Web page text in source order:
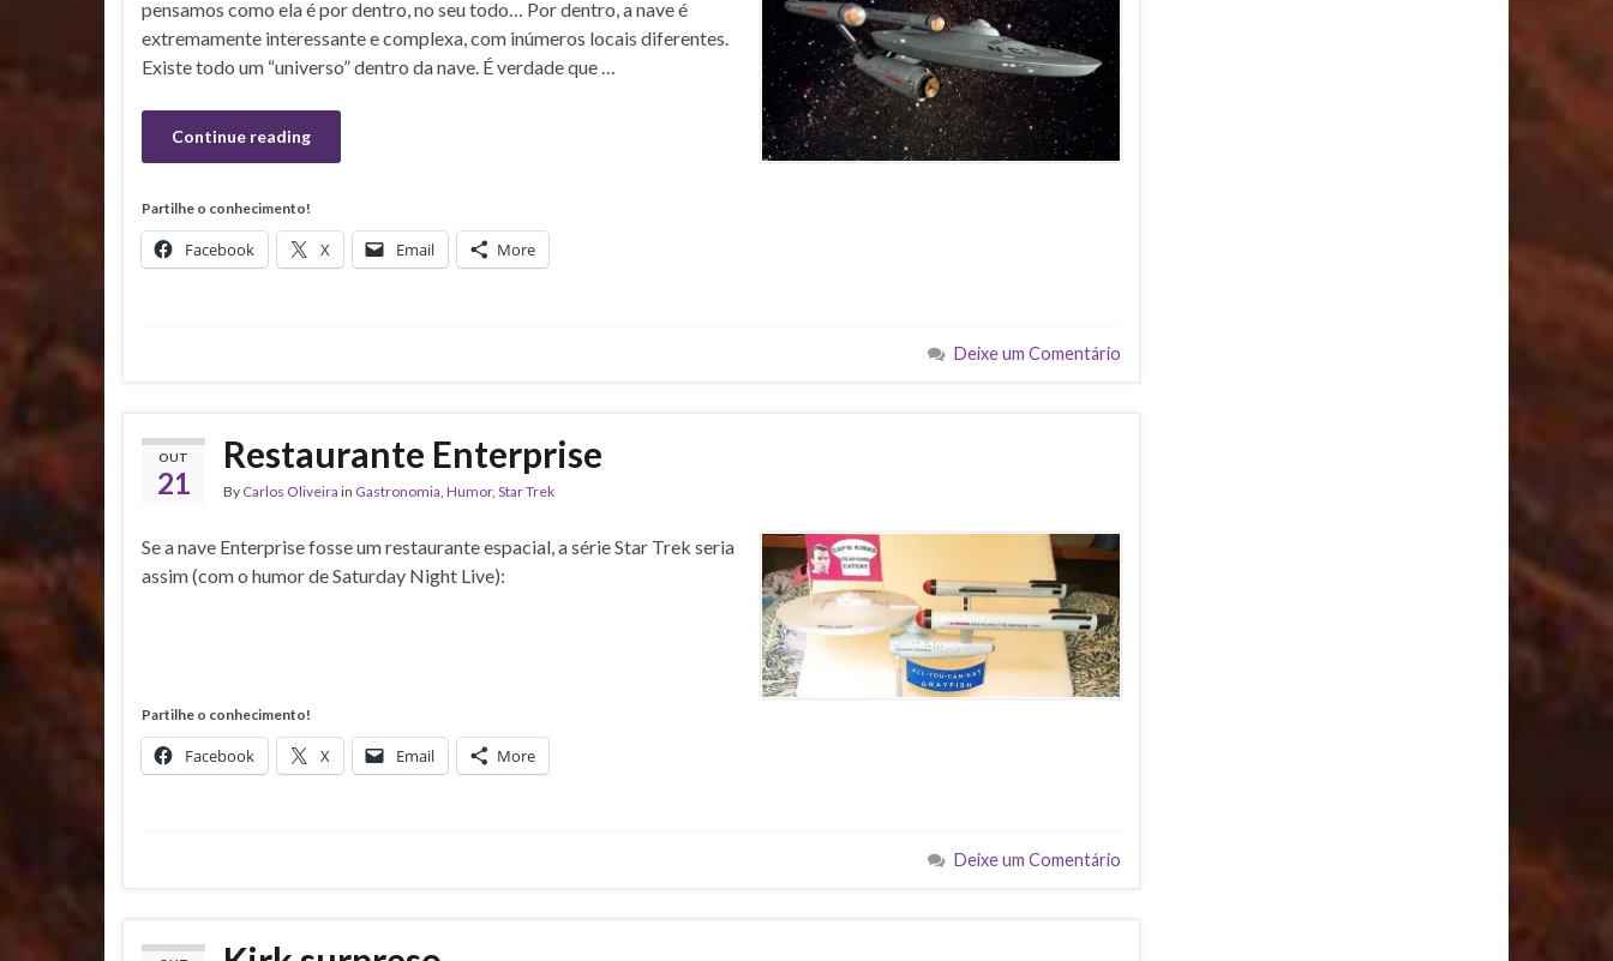
pensamos como ela é por dentro, no seu todo… Por dentro, a nave é
extremamente interessante e complexa, com inúmeros locais diferentes.
Existe todo um “universo” dentro da nave. É verdade que …
Continue reading
Partilhe o conhecimento!
Facebook X Email More
Deixe um Comentário
OUT
21
Restaurante Enterprise
By Carlos Oliveira in Gastronomia Humor, Star Trek
Se a nave Enterprise fosse um restaurante espacial, a série Star Trek seria
assim (com o humor de Saturday Night Live):
Partilhe o conhecimento!
Facebook X Email More
Deixe um Comentário